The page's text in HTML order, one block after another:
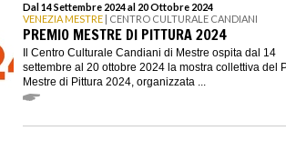
Dal 14 Settembre 2024 al 20 Ottobre 2024
VENEZIA MESTRE | CENTRO CULTURALE CANDIANI
PREMIO MESTRE DI PITTURA 2024
Il Centro Culturale Candiani di Mestre ospita dal 14
settembre al 20 ottobre 2024 la mostra collettiva del
Mestre di Pittura 2024, organizzata ...